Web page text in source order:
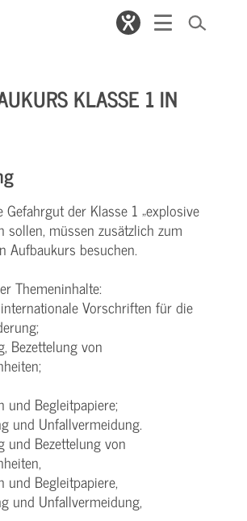
KLASSE 1 IN
Gefahrgut der Klasse 1 „explosive
sollen, müssen zusätzlich zum
Aufbaukurs besuchen.
Themeninhalte:
Vorschriften für die
Bezettelung von
und Begleitpapiere;
und Unfallvermeidung.
und Bezettelung von
und Begleitpapiere,
und Unfallvermeidung,